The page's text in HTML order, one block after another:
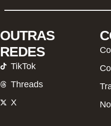
OUTRAS
REDES
TikTok
Threads
X